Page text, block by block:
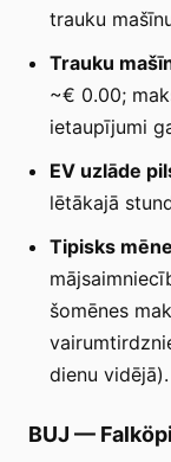
trauku
Trauku
~€ 0.00;
ietaupījumi
EV uzlāde
lētākajā
Tipisks
šomēnes
dienu vidējā).
BUJ —